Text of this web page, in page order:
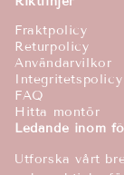
Fraktpolicy
Returpolicy
Användarvilkor
Integritetspolicy
FAQ
Hitta montör
Ledande inom
Utforska vårt